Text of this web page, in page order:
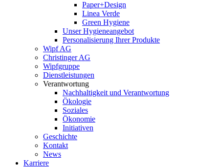
Paper+Design
Linea Verde
Green Hygiene
Unser Hygieneangebot
Personalisierung Ihrer Produkte
Wipf AG
Christinger AG
Wipfgruppe
Dienstleistungen
Verantwortung
Nachhaltigkeit und Verantwortung
Ökologie
Soziales
Ökonomie
Initiativen
Geschichte
Kontakt
News
Karriere